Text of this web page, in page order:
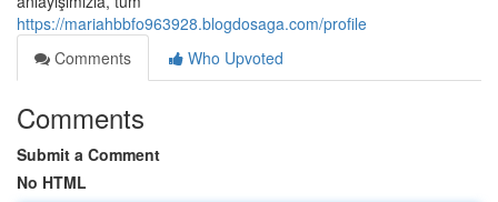
https://mariahbbfo963928.blogdosaga.com/profile
Comments
Who Upvoted
Comments
Submit a Comment
No HTML